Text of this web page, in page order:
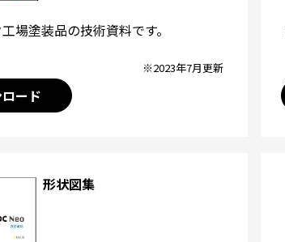
場塗装品の技術資料です。
※2023年7月更新
ード
形状図集